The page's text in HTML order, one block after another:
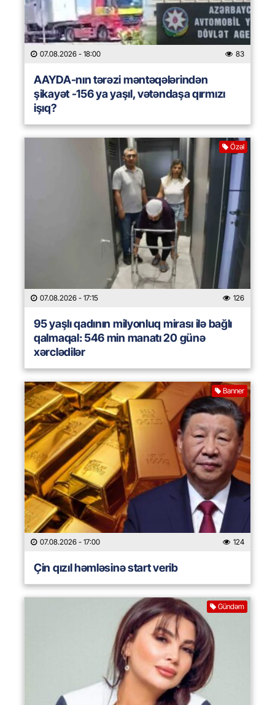
07.08.2026 - 18:00 83
AAYDA-nın tərəzi məntəqələrindən
şikayət -156 ya yaşıl, vətəndaşa qırmızı
işıq?
Özəl
07.08.2026 - 17:15 126
95 yaşlı qadının milyonluq mirası ilə bağlı
qalmaqal: 546 min manatı 20 günə
xərclədilər
Banner
07.08.2026 - 17:00 124
Çin qızıl həmləsinə start verib
Gündəm